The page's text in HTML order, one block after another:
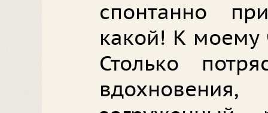
спонтанно
какой! К моему
Столько